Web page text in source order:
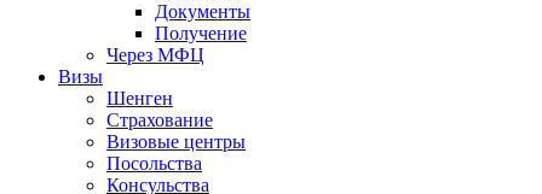
Документы
Получение
Через МФЦ
Визы
Шенген
Страхование
Визовые центры
Посольства
Консульства